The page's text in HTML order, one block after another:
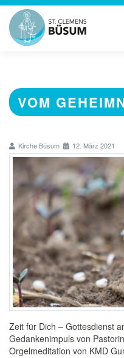
AKTUELL
GESCHICHTE
VOM
Kirche Büsum 12. März 2021
Zeit für Dich – Gottesdienst
Gedankenimpuls von
Orgelmeditation von KMD